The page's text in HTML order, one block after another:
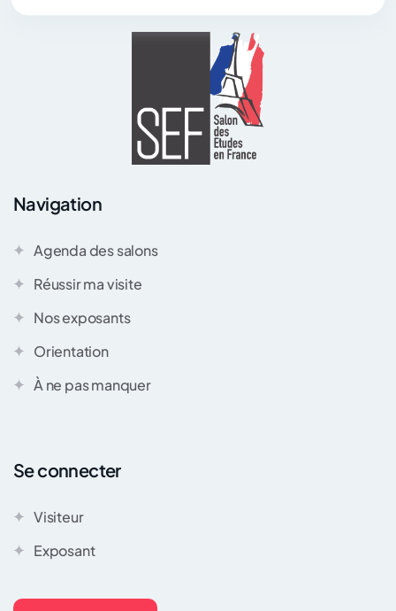
Navigation
Agenda des salons
Réussir ma visite
Nos exposants
Orientation
À ne pas manquer
Se connecter
Visiteur
Exposant